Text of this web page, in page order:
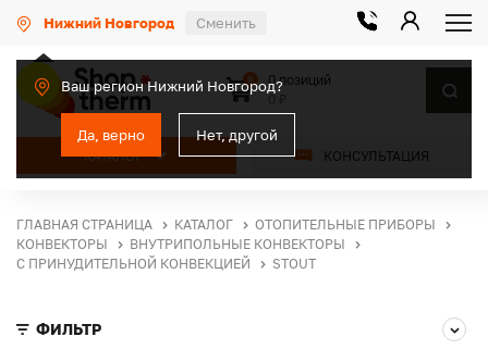
Нижний Новгород Сменить
Ваш регион Нижний Новгород?
Да, верно Нет, другой
КАТАЛОГ КОНСУЛЬТАЦИЯ
0
0 позиций
ГЛАВНАЯ СТРАНИЦА КАТАЛОГ
ОТОПИТЕЛЬНЫЕ ПРИБОРЫ
КОНВЕКТОРЫ
ВНУТРИПОЛЬНЫЕ КОНВЕКТОРЫ
С ПРИНУДИТЕЛЬНОЙ КОНВЕКЦИЕЙ
STOUT
ФИЛЬТР